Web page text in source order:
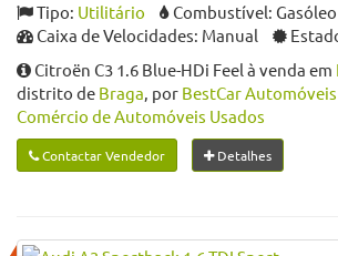
Tipo: Utilitário
Combustível: Gasóleo
Caixa de Velocidades: Manual
Citroën C3 1.6 Blue-HDi Feel à venda em
distrito de Braga, por BestCar
Comércio de Automóveis Usados
Contactar Vendedor Detalhes